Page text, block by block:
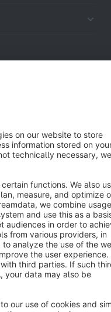
Legal notice
rights reserved
statutory value-added tax